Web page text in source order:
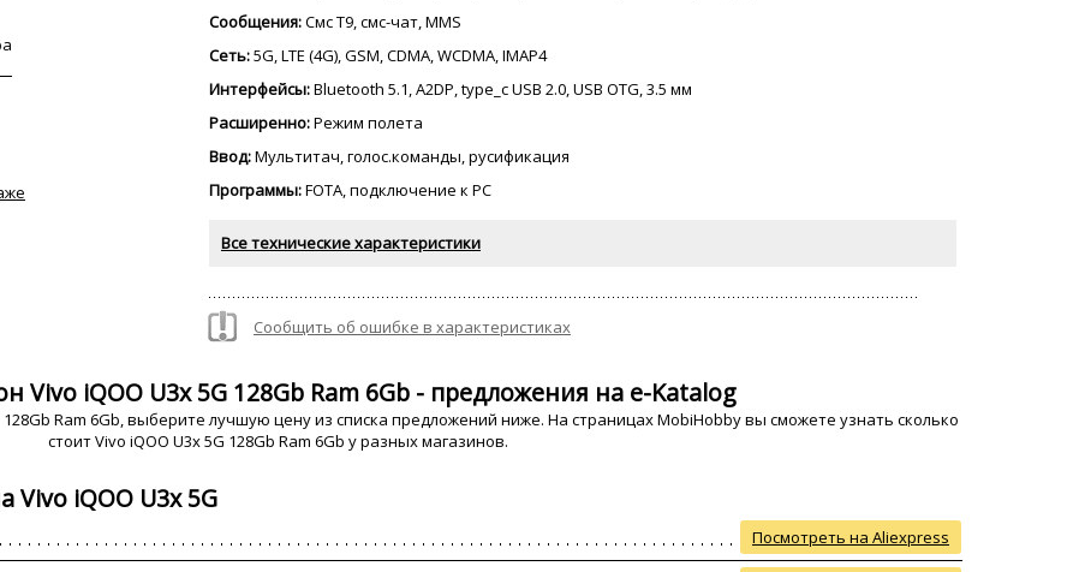
Сообщения:Смс Т9, смс-чат, MMS
Сеть:5G, LTE (4G), GSM, CDMA, WCDMA, IMAP4
Интерфейсы:Bluetooth 5.1, A2DP, type_c USB 2.0, USB OTG, 3.5 мм
Расширенно:Режим полета
Ввод:Мультитач, голос.команды, русификация
Программы:FOTA, подключение к PC
Все технические характеристики
Сообщить об ошибке в характеристиках
Vivo iQOO U3x 5G 128Gb Ram 6Gb - предложения на e-Katalog
Ram 6Gb, выберите лучшую цену из списка предложений ниже. На страницах MobiHobby вы сможете узнать сколько
стоит Vivo iQOO U3x 5G 128Gb Ram 6Gb у разных магазинов.
Vivo iQOO U3x 5G
Посмотреть на Aliexpress